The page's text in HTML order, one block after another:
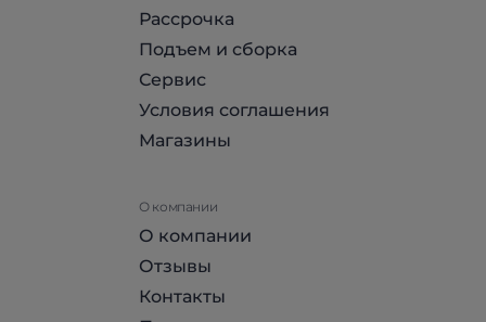
Рассрочка
Подъем и сборка
Сервис
Условия соглашения
Магазины
О компании
О компании
Отзывы
Контакты